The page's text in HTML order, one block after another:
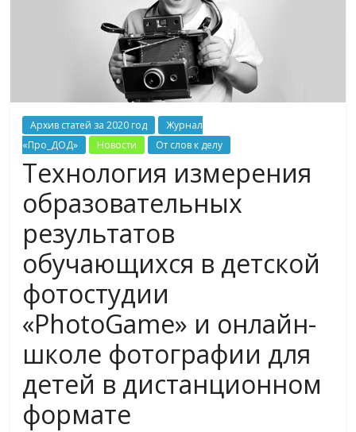
Архив статей за 2020 год
Журнал
«Про_ДОД»
Новости От слов к делу
Технология измерения
образовательных
результатов
обучающихся в детской
фотостудии
«PhotoGame» и онлайн-
школе фотографии для
детей в дистанционном
формате